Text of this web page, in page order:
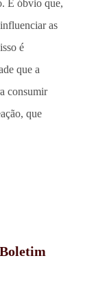
É óbvio que,
as
é
que a
consumir
que